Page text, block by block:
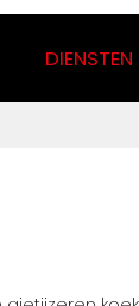
DIENSTEN